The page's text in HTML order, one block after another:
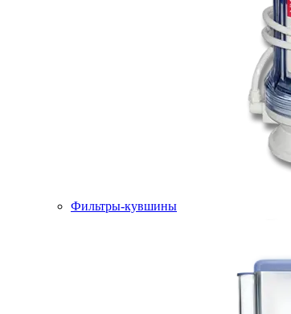
Фильтры-кувшины